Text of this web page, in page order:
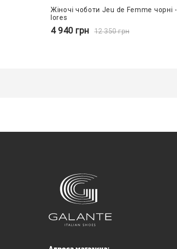
Жіночі чоботи Jeu de Femme чорні -
lores
4 940 грн 12 350грн